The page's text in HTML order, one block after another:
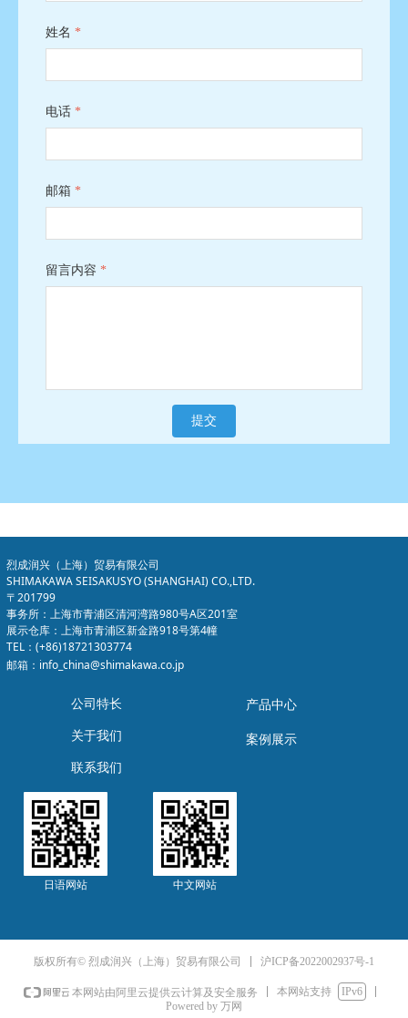
姓名 *
电话 *
邮箱 *
留言内容 *
提交
烈成润兴（上海）贸易有限公司
SHIMAKAWA SEISAKUSYO (SHANGHAI) CO.,LTD.
〒201799
事务所：上海市青浦区清河湾路980号A区201室
展示仓库：上海市青浦区新金路918号第4幢
TEL：(+86)18721303774
邮箱：info_china@shimakawa.co.jp
公司特长
关于我们
联系我们
产品中心
案例展示
日语网站 中文网站
版权所有© 烈成润兴（上海）贸易有限公司 沪ICP备2022002937号-1
本网站由阿里云提供云计算及安全服务 本网站支持
IPv6
Powered by 万网